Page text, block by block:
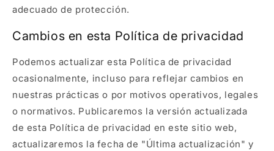
adecuado de protección.
Cambios en esta Política de privacidad
Podemos actualizar esta Política de privacidad
ocasionalmente, incluso para reflejar cambios en
nuestras prácticas o por motivos operativos, legales
o normativos. Publicaremos la versión actualizada
de esta Política de privacidad en este sitio web,
actualizaremos la fecha de "Última actualización" y